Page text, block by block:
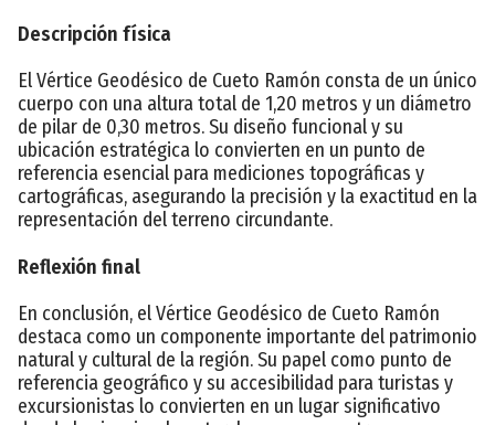
Descripción física
El Vértice Geodésico de Cueto Ramón consta de un único
cuerpo con una altura total de 1,20 metros y un diámetro
de pilar de 0,30 metros. Su diseño funcional y su
ubicación estratégica lo convierten en un punto de
referencia esencial para mediciones topográficas y
cartográficas, asegurando la precisión y la exactitud en la
representación del terreno circundante.
Reflexión final
En conclusión, el Vértice Geodésico de Cueto Ramón
destaca como un componente importante del patrimonio
natural y cultural de la región. Su papel como punto de
referencia geográfico y su accesibilidad para turistas y
excursionistas lo convierten en un lugar significativo